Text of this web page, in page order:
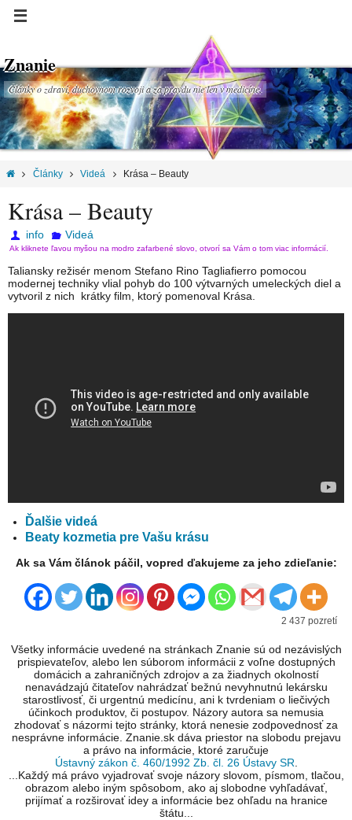
Znanie
Články o zdraví, duchovnom rozvoji a za pravdu nie len v medicíne.
Články Videá Krása – Beauty
Krása – Beauty
info Videá
Ak kliknete ľavou myšou na modro zafarbené slovo, otvorí sa Vám o tom viac informácií.
Taliansky režisér menom Stefano Rino Tagliafierro pomocou
modernej techniky vlial pohyb do 100 výtvarných umeleckých diel a
vytvoril z nich krátky film, ktorý pomenoval Krása.
Ďalšie videá
Beaty kozmetia pre Vašu krásu
Ak sa Vám článok páčil, vopred ďakujeme za jeho zdieľanie:
2 437 pozretí
Všetky informácie uvedené na stránkach Znanie sú od nezávislých
prispievateľov, alebo len súborom informácii z voľne dostupných
domácich a zahraničných zdrojov a za žiadnych okolností
nenavádzajú čitateľov nahrádzať bežnú nevyhnutnú lekársku
starostlivosť, či urgentnú medicínu, ani k tvrdeniam o liečivých
účinkoch produktov, či postupov. Názory autora sa nemusia
zhodovať s názormi tejto stránky, ktorá nenesie zodpovednosť za
nesprávne informácie. Znanie.sk dáva priestor na slobodu prejavu
a právo na informácie, ktoré zaručuje
Ústavný zákon č. 460/1992 Zb. čl. 26 Ústavy SR
...Každý má právo vyjadrovať svoje názory slovom, písmom, tlačou,
obrazom alebo iným spôsobom, ako aj slobodne vyhľadávať,
prijímať a rozširovať idey a informácie bez ohľadu na hranice
štátu...